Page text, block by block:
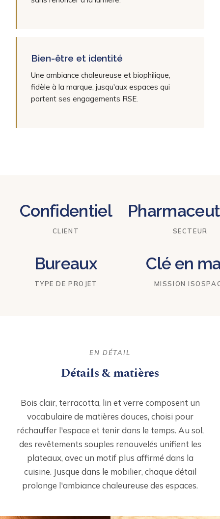
Bien-être et identité
Une ambiance chaleureuse et biophilique,
fidèle à la marque, jusqu'aux espaces qui
portent ses engagements RSE.
Confidentiel
CLIENT SECTEUR
Bureaux
TYPE DE PROJET
Clé en
MISSION
EN DÉTAIL
Détails & matières
Bois clair, terracotta, lin et verre composent un
vocabulaire de matières douces, choisi pour
réchauffer l'espace et tenir dans le temps. Au sol,
des revêtements souples renouvelés unifient les
plateaux, avec un motif plus affirmé dans la
cuisine. Jusque dans le mobilier, chaque détail
prolonge l'ambiance chaleureuse des espaces.